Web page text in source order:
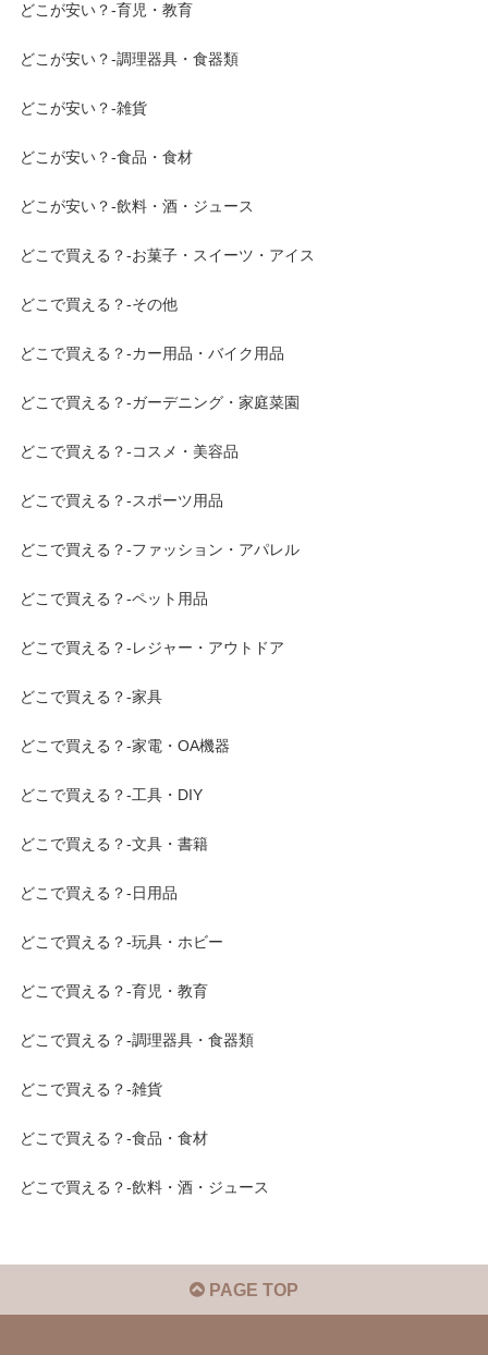
どこが安い？-育児・教育
どこが安い？-調理器具・食器類
どこが安い？-雑貨
どこが安い？-食品・食材
どこが安い？-飲料・酒・ジュース
どこで買える？-お菓子・スイーツ・アイス
どこで買える？-その他
どこで買える？-カー用品・バイク用品
どこで買える？-ガーデニング・家庭菜園
どこで買える？-コスメ・美容品
どこで買える？-スポーツ用品
どこで買える？-ファッション・アパレル
どこで買える？-ペット用品
どこで買える？-レジャー・アウトドア
どこで買える？-家具
どこで買える？-家電・OA機器
どこで買える？-工具・DIY
どこで買える？-文具・書籍
どこで買える？-日用品
どこで買える？-玩具・ホビー
どこで買える？-育児・教育
どこで買える？-調理器具・食器類
どこで買える？-雑貨
どこで買える？-食品・食材
どこで買える？-飲料・酒・ジュース
PAGE TOP